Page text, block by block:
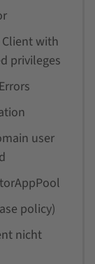
with
privileges
user
policy)
nicht